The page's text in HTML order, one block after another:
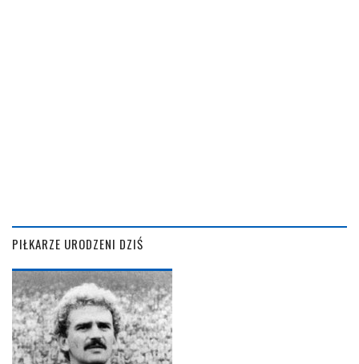
PIŁKARZE URODZENI DZIŚ